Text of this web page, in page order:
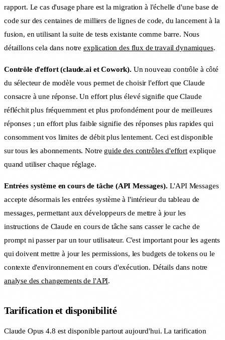
rapport. Le cas d'usage phare est la migration à l'échelle d'une base de
code sur des centaines de milliers de lignes de code, du lancement à la
fusion, en utilisant la suite de tests existante comme barre. Nous
détaillons cela dans notre explication des flux de travail dynamiques.
Contrôle d'effort (claude.ai et Cowork). Un nouveau contrôle à côté
du sélecteur de modèle vous permet de choisir l'effort que Claude
consacre à une réponse. Un effort plus élevé signifie que Claude
réfléchit plus fréquemment et plus profondément pour de meilleures
réponses ; un effort plus faible signifie des réponses plus rapides qui
consomment vos limites de débit plus lentement. Ceci est disponible
sur tous les abonnements. Notre guide des contrôles d'effort explique
quand utiliser chaque réglage.
Entrées système en cours de tâche (API Messages). L'API Messages
accepte désormais les entrées système à l'intérieur du tableau de
messages, permettant aux développeurs de mettre à jour les
instructions de Claude en cours de tâche sans casser le cache de
prompt ni passer par un tour utilisateur. C'est important pour les agents
qui doivent mettre à jour les permissions, les budgets de tokens ou le
contexte d'environnement en cours d'exécution. Détails dans notre
analyse des changements de l'API.
Tarification et disponibilité
Claude Opus 4.8 est disponible partout aujourd'hui. La tarification